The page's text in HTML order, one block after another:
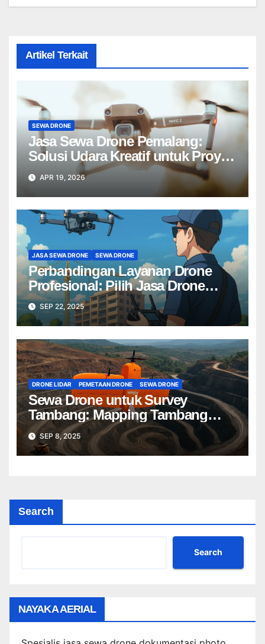
Artikel Terkait
SEWA DRONE
Jasa Sewa Drone Pemalang:
Solusi Udara Kreatif untuk Proyek
Anda Tanpa Batas】
APR 19, 2026
JASA SEWA DRONE SEWA DRONE
Perbandingan Layanan Drone
Profesional: Pilih Jasa Drone
Terbaik untuk Proyek Anda
SEP 22, 2025
DRONE LIDAR PEMETAAN DRONE SEWA DRONE
Sewa Drone untuk Survey
Tambang: Mapping Tambang
Profesional Lebih Cepat & Akurat
SEP 8, 2025
Search
Search
NAYAKA AERIAL